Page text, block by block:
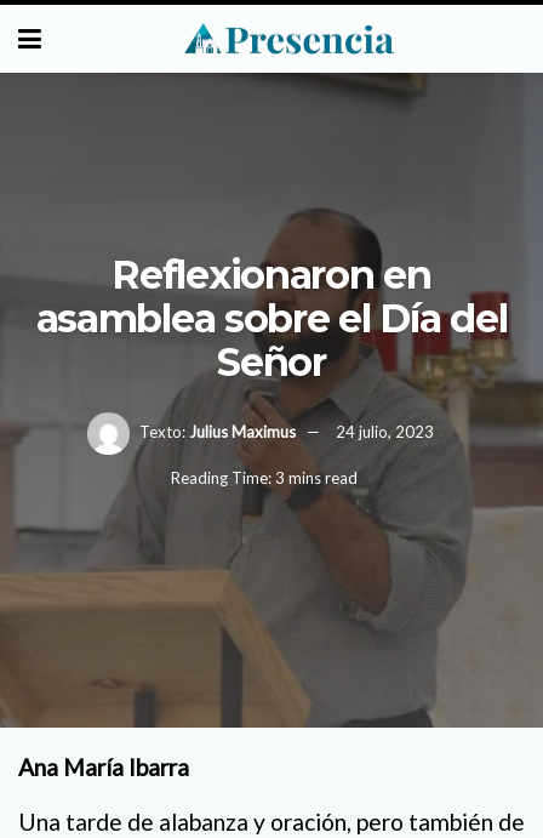
Reflexionaron en
asamblea sobre el Día del
Señor
Texto: Julius Maximus 24 julio, 2023
Reading Time: 3 mins read
Ana María Ibarra
Una tarde de alabanza y oración, pero también de